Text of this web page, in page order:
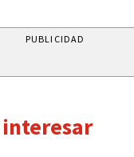
PUBLICIDAD